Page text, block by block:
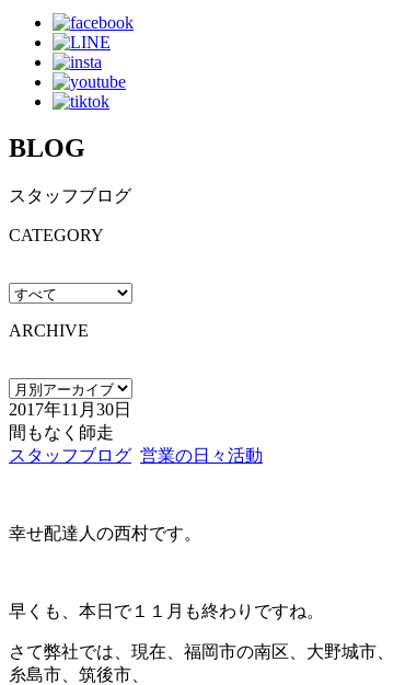
BLOG
スタッフブログ
CATEGORY
ARCHIVE
2017年11月30日
間もなく師走
スタッフブログ 営業の日々活動
幸せ配達人の西村です。
早くも、本日で１１月も終わりですね。
さて弊社では、現在、福岡市の南区、大野城市、
糸島市、筑後市、